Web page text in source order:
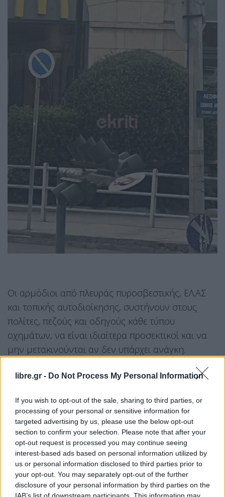
libre.gr - Do Not Process My Personal Information
If you wish to opt-out of the sale, sharing to third parties, or
processing of your personal or sensitive information for
targeted advertising by us, please use the below opt-out
section to confirm your selection. Please note that after your
opt-out request is processed you may continue seeing
interest-based ads based on personal information utilized by
us or personal information disclosed to third parties prior to
your opt-out. You may separately opt-out of the further
disclosure of your personal information by third parties on the
Οι αρμόδιοι από πλευράς πυροσβεστικής, ΕΛ.ΑΣ
και τοπικής αυτοδιοίκησης, συστήνουν στους
πολίτες, πεζούς και οδηγούς κάθε τύπου
οχημάτων, να είναι ιδιαίτερα προσεκτικοί και να
μην μετακινούνται αν δεν υπάρχει ανάγκη.
Οι ριπές των ανέμων, είναι πολύ ισχυρές ανά
Μιχάλης Τσουπάκης, αρμόδιος αντιδήμαρχος
περιβάλλοντος του δήμου Χανίων,«σήμερα
αντιμετωπίζουμε διάφορα προβλήματα,σύμφωνα
με την ενημέρωση που έχουμε από τη
πυροσβεστική.Έχουμε πτώση σε ένα μεγάλο
πλάτανο που έχει πέσει στην περιοχή
Σκουραχλάδα σε ορεινό χωριό,στην περιοχή των